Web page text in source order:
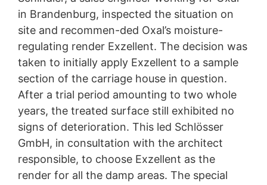
in Brandenburg, inspected the situation on
site and recommen-ded Oxal’s moisture-
regulating render Exzellent. The decision was
taken to initially apply Exzellent to a sample
section of the carriage house in question.
After a trial period amounting to two whole
years, the treated surface still exhibited no
signs of deterioration. This led Schlösser
GmbH, in consultation with the architect
responsible, to choose Exzellent as the
render for all the damp areas. The special